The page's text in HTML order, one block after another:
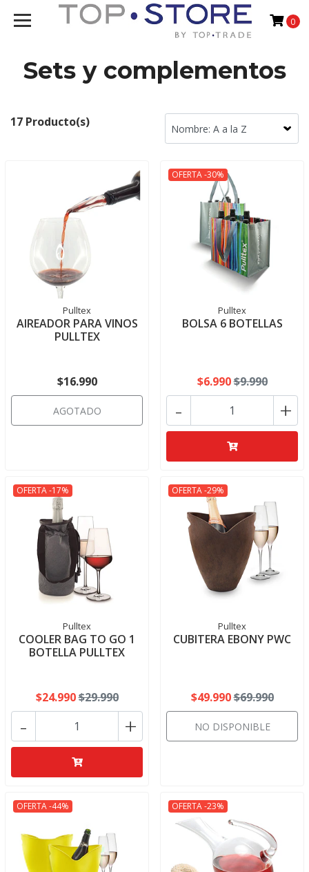
0
Sets y complementos
17 Producto(s)
Pulltex
AIREADOR PARA VINOS
PULLTEX
$16.990
AGOTADO
OFERTA -30%
Pulltex
BOLSA 6 BOTELLAS
$6.990$9.990
+
-
OFERTA -17%
Pulltex
COOLER BAG TO GO 1
BOTELLA PULLTEX
$24.990$29.990
+
-
OFERTA -29%
Pulltex
CUBITERA EBONY PWC
$49.990$69.990
NO DISPONIBLE
OFERTA -44% OFERTA -23%